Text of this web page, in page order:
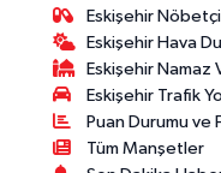
Eskişehir
Eskişehir Hava
Eskişehir Namaz
Eskişehir Trafik
Puan Durumu ve
Tüm Manşetler